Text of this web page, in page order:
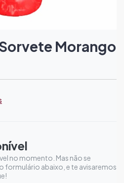
Morango
no momento. Mas não se
formulário abaixo, e te avisaremos